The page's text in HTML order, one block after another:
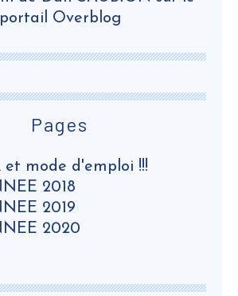
Pages
et mode d'emploi !!!
2018
2019
2020
portail Overblog